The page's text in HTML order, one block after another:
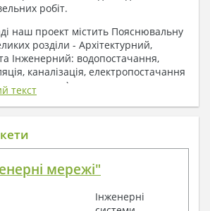
робіт.
наш проект містить Пояснювальну
розділи - Архітектурний,
Інженерний: водопостачання,
каналізація, електропостачання
плату ).
розділу
даними зовнішніх оздоблень
текст
мережі"
Інженерні